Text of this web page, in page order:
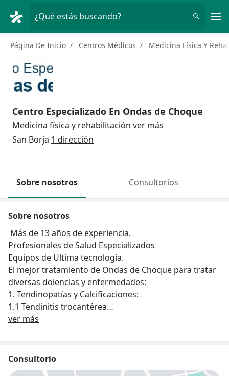
¿Qué estás buscando?
Página De Inicio Centros Médicos Medicina Física Y
Centro Especializado En Ondas de Choque
Medicina física y rehabilitación ver más
San Borja 1 dirección
Sobre nosotros Consultorios
Sobre nosotros
Más de 13 años de experiencia.
Profesionales de Salud Especializados
Equipos de Ultima tecnología.
El mejor tratamiento de Ondas de Choque para tratar
diversas dolencias y enfermedades:
1. Tendinopatías y Calcificaciones:
1.1 Tendinitis trocantérea
1.2 Tendinitis del Supraespinoso
1.4 Tendinitis del tendón rotuliano
1.5 Tendinitis Patelar, entre otros.
2. Síndrome de dolor miofascial
ver más
Consultorio